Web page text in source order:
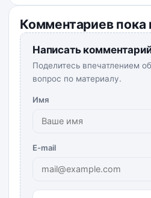
Комментариев пока
Написать
Поделитесь впечатлением
вопрос по материалу.
Имя
E-mail